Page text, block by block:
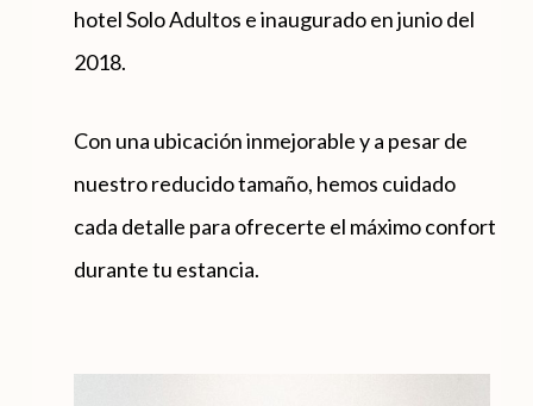
hotel Solo Adultos e inaugurado en junio del
2018.
Con una ubicación inmejorable y a pesar de
nuestro reducido tamaño, hemos cuidado
cada detalle para ofrecerte el máximo confort
durante tu estancia.